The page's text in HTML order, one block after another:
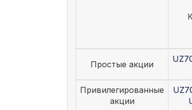
Простые акции
Привилегированные
акции